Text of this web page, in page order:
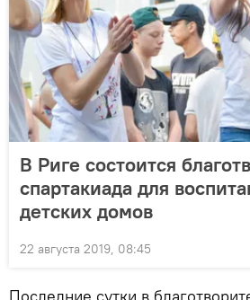
В Риге состоится
спартакиада для
детских домов
22 августа 2019, 08:45